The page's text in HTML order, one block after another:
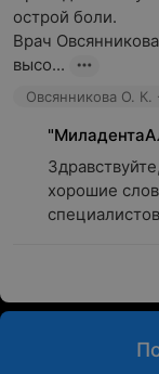
острой боли.
Врач
высо...
Овсянникова О. К.
хорошие